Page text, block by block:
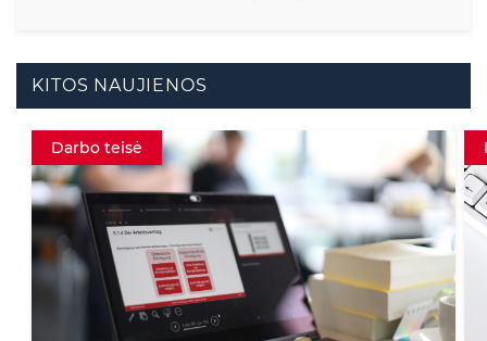
KITOS NAUJIENOS
Darbo teisė